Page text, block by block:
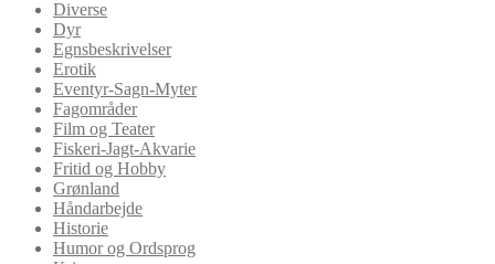
Diverse
Dyr
Egnsbeskrivelser
Erotik
Eventyr-Sagn-Myter
Fagområder
Film og Teater
Fiskeri-Jagt-Akvarie
Fritid og Hobby
Grønland
Håndarbejde
Historie
Humor og Ordsprog